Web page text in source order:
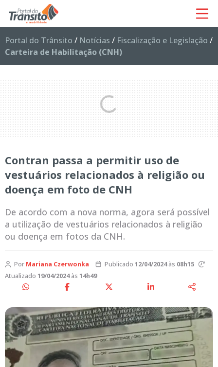
Portal do Trânsito / Notícias / Fiscalização e Legislação /
Carteira de Habilitação (CNH)
Contran passa a permitir uso de
vestuários relacionados à religião ou
doença em foto de CNH
De acordo com a nova norma, agora será possível
a utilização de vestuários relacionados à religião
ou doença em fotos da CNH.
Por Mariana Czerwonka Publicado 12/04/2024às 08h15
Atualizado 19/04/2024às 14h49